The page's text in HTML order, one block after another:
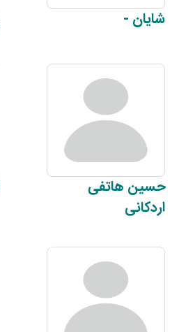
شایان -
حسین هاتفی
اردکانی